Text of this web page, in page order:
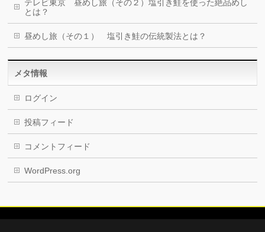
テレビ東京 昼めし旅（その２）塩引き鮭を使った絶品めし
とは？
昼めし旅（その１） 塩引き鮭の伝統製法とは？
メタ情報
ログイン
投稿フィード
コメントフィード
WordPress.org